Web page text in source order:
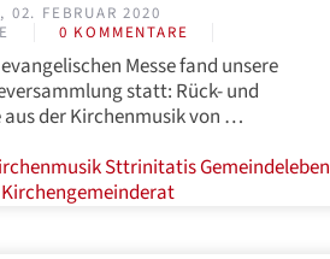
02. FEBRUAR 2020
0 KOMMENTARE
Messe fand unsere
statt: Rück- und
aus der Kirchenmusik von …
SttrinitatisGemeindeleben
Kirchengemeinderat